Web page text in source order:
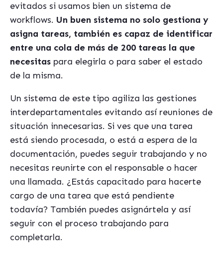
evitados si usamos bien un sistema de
workflows. Un buen sistema no solo gestiona y
asigna tareas, también es capaz de identificar
entre una cola de más de 200 tareas la que
necesitas para elegirla o para saber el estado
de la misma.
Un sistema de este tipo agiliza las gestiones
interdepartamentales evitando así reuniones de
situación innecesarias. Si ves que una tarea
está siendo procesada, o está a espera de la
documentación, puedes seguir trabajando y no
necesitas reunirte con el responsable o hacer
una llamada. ¿Estás capacitado para hacerte
cargo de una tarea que está pendiente
todavía? También puedes asignártela y así
seguir con el proceso trabajando para
completarla.